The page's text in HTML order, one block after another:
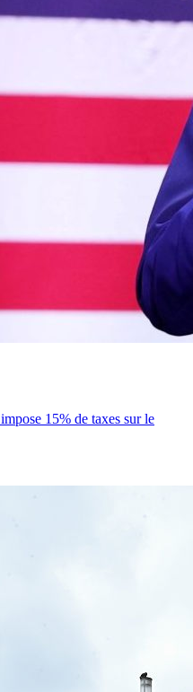
15% de taxes sur le